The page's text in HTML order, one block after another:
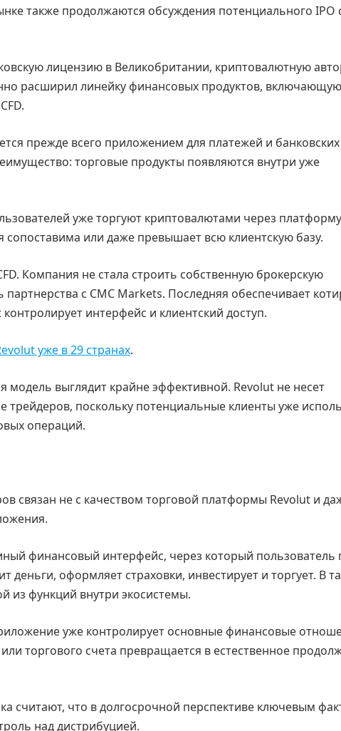
также продолжаются обсуждения потенциального IPO
лицензию в Великобритании, криптовалютную
расширил линейку финансовых продуктов,
прежде всего приложением для платежей и
торговые продукты появляются внутри уже
уже торгуют криптовалютами через
или даже превышает всю клиентскую базу.
Компания не стала строить собственную брокерскую
с CMC Markets. Последняя обеспечивает
интерфейс и клиентский доступ.
уже в 29 странах.
модель выглядит крайне эффективной. Revolut не несет
трейдеров, поскольку потенциальные клиенты уже
операций.
связан не с качеством торговой платформы Revolut и
финансовый интерфейс, через который пользователь
деньги, оформляет страховки, инвестирует и торгует. В
из функций внутри экосистемы.
уже контролирует основные финансовые
торгового счета превращается в естественное
считают, что в долгосрочной перспективе ключевым
над дистрибуцией.